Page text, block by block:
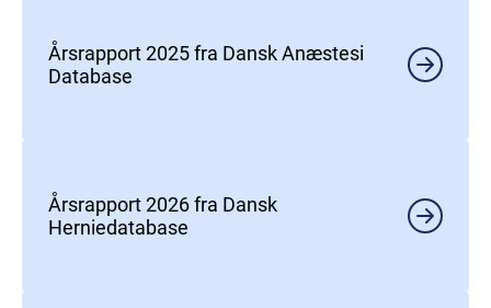
Årsrapport 2025 fra Dansk Anæstesi
Database
Årsrapport 2026 fra Dansk
Herniedatabase